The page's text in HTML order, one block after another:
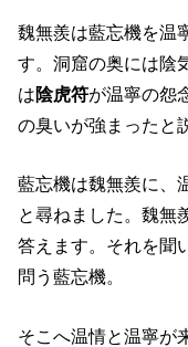
魏無羨は藍忘機を温
す。洞窟の奥には陰
は陰虎符が温寧の怨
の臭いが強まったと
藍忘機は魏無羨に、
と尋ねました。魏無
答えます。それを聞
問う藍忘機。
そこへ温情と温寧が